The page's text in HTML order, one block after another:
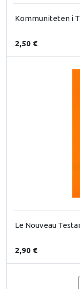
Kommuniteten i
2,50 €
Le Nouveau
2,90 €